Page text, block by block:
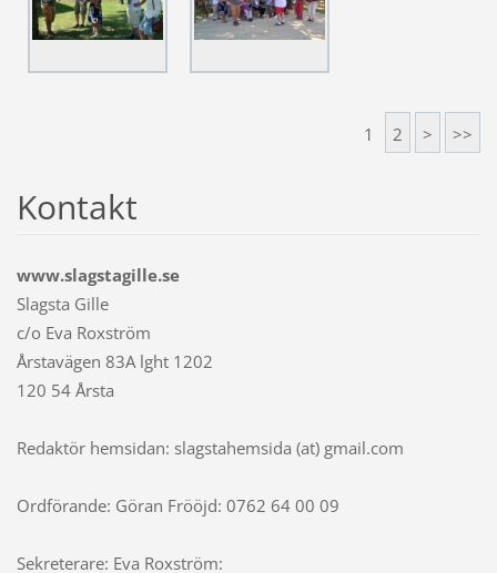
1 2 > >>
Kontakt
www.slagstagille.se
Slagsta Gille
c/o Eva Roxström
Årstavägen 83A lght 1202
120 54 Årsta
Redaktör hemsidan: slagstahemsida (at) gmail.com
Ordförande: Göran Frööjd: 0762 64 00 09
Sekreterare: Eva Roxström: